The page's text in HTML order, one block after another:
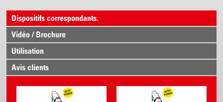
Dispositifs correspondants.
Vidéo / Brochure
Utilisation
Avis clients